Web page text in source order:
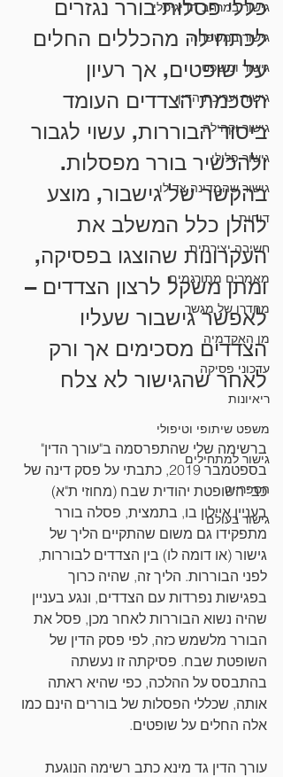
גישור במרחב הדיגיטלי
גישור במשפחה
גישור ומשפט
גישור ועריכת הדין
גישור וקהילה
גישור פלילי
גישור שהמדינה צד לו
דוחות
חשיבה יצירתית
מאמרים מתורגמים
מחדרו של מגשר
מן האקדמיה
עדכוני פסיקה
ריאיונות
משפט שיתופי וטיפולי
גישור למתחילים
הספרייה
גישור בעולם
כללי פסלות בורר נגזרים
לכתחילה מהכללים החלים
על שופטים, אך רעיון
הסכמת הצדדים העומד
ביסוד הבוררות, עשוי לגבור
ולהכשיר בורר מפסלות.
בהקשר של גישבור, מוצע
להלן כלל המשלב את
העקרונות שהוצגו בפסיקה,
ומתן משקל לרצון הצדדים –
לאפשר גישבור שעליו
הצדדים מסכימים אך ורק
לאחר שהגישור לא צלח
ברשימה שלי שהתפרסמה ב"עורך הדין"
בספטמבר 2019, כתבתי על פסק דינה של
כב' השופטת יהודית שבח (מחוזי ת"א)
בעניין איילון בו, בתמצית, פסלה בורר
מתפקידו גם משום שהתקיים הליך של
גישור (או דומה לו) בין הצדדים לבוררות,
לפני הבוררות. הליך זה, שהיה כרוך
בפגישות נפרדות עם הצדדים, ונגע בעניין
שהיה נשוא הבוררות לאחר מכן, פסל את
הבורר מלשמש כזה, לפי פסק הדין של
השופטת שבח. פסיקתה זו נעשתה
בהתבסס על ההלכה, כפי שהיא ראתה
אותה, שכללי הפסלות של בוררים הינם כמו
אלה החלים על שופטים.
עורך הדין גד מינא כתב רשימה הנוגעת